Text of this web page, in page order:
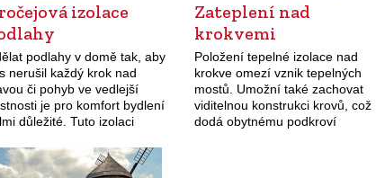
izolace
podlahy v domě tak, aby
nerušil každý krok nad
či pohyb ve vedlejší
je pro komfort bydlení
důležité. Tuto izolaci
Zateplení nad
krokvemi
Položení tepelné izolace nad
krokve omezí vznik tepelných
mostů. Umožní také zachovat
viditelnou konstrukci krovů, což
dodá obytnému podkroví